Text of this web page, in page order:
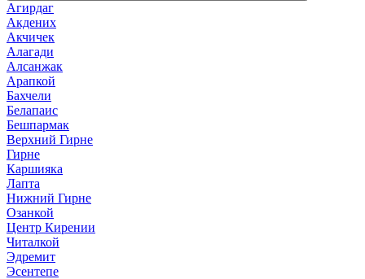
Агирдаг
Акдених
Акчичек
Алагади
Алсанжак
Арапкой
Бахчели
Белапаис
Бешпармак
Верхний Гирне
Гирне
Каршияка
Лапта
Нижний Гирне
Озанкой
Центр Кирении
Читалкой
Эдремит
Эсентепе